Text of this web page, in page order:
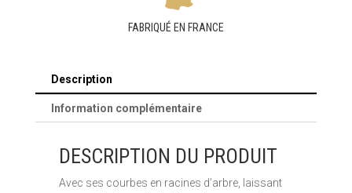
FABRIQUÉ EN FRANCE
Description
Information complémentaire
DESCRIPTION DU PRODUIT
Avec ses courbes en racines d’arbre, laissant